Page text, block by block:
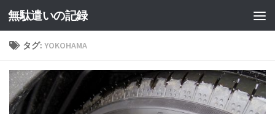
コンテンツへスキップ
無駄遣いの記録
タグ: YOKOHAMA